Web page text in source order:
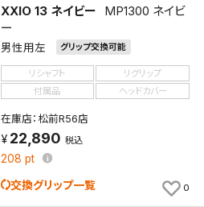
XXIO 13 ネイビー
MP1300 ネイビ
ー
男性用左 グリップ交換可能
リシャフト
リグリップ
付属品
ヘッドカバー
在庫店：松前R56店
22,890 税込
208 pt
交換グリップ一覧 0